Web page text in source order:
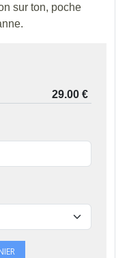
sur ton, poche